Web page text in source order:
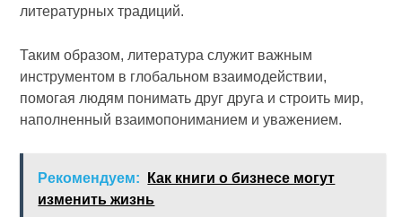
литературных традиций.
Таким образом, литература служит важным
инструментом в глобальном взаимодействии,
помогая людям понимать друг друга и строить мир,
наполненный взаимопониманием и уважением.
Рекомендуем:
Как книги о бизнесе могут
изменить жизнь